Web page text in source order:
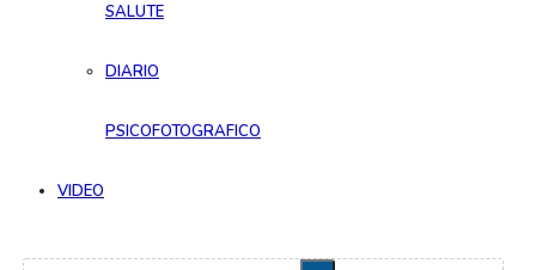
SALUTE
DIARIO
PSICOFOTOGRAFICO
VIDEO